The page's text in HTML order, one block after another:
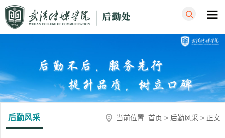
后勤风采 当前位置: 首页 > 后勤风采 > 正文